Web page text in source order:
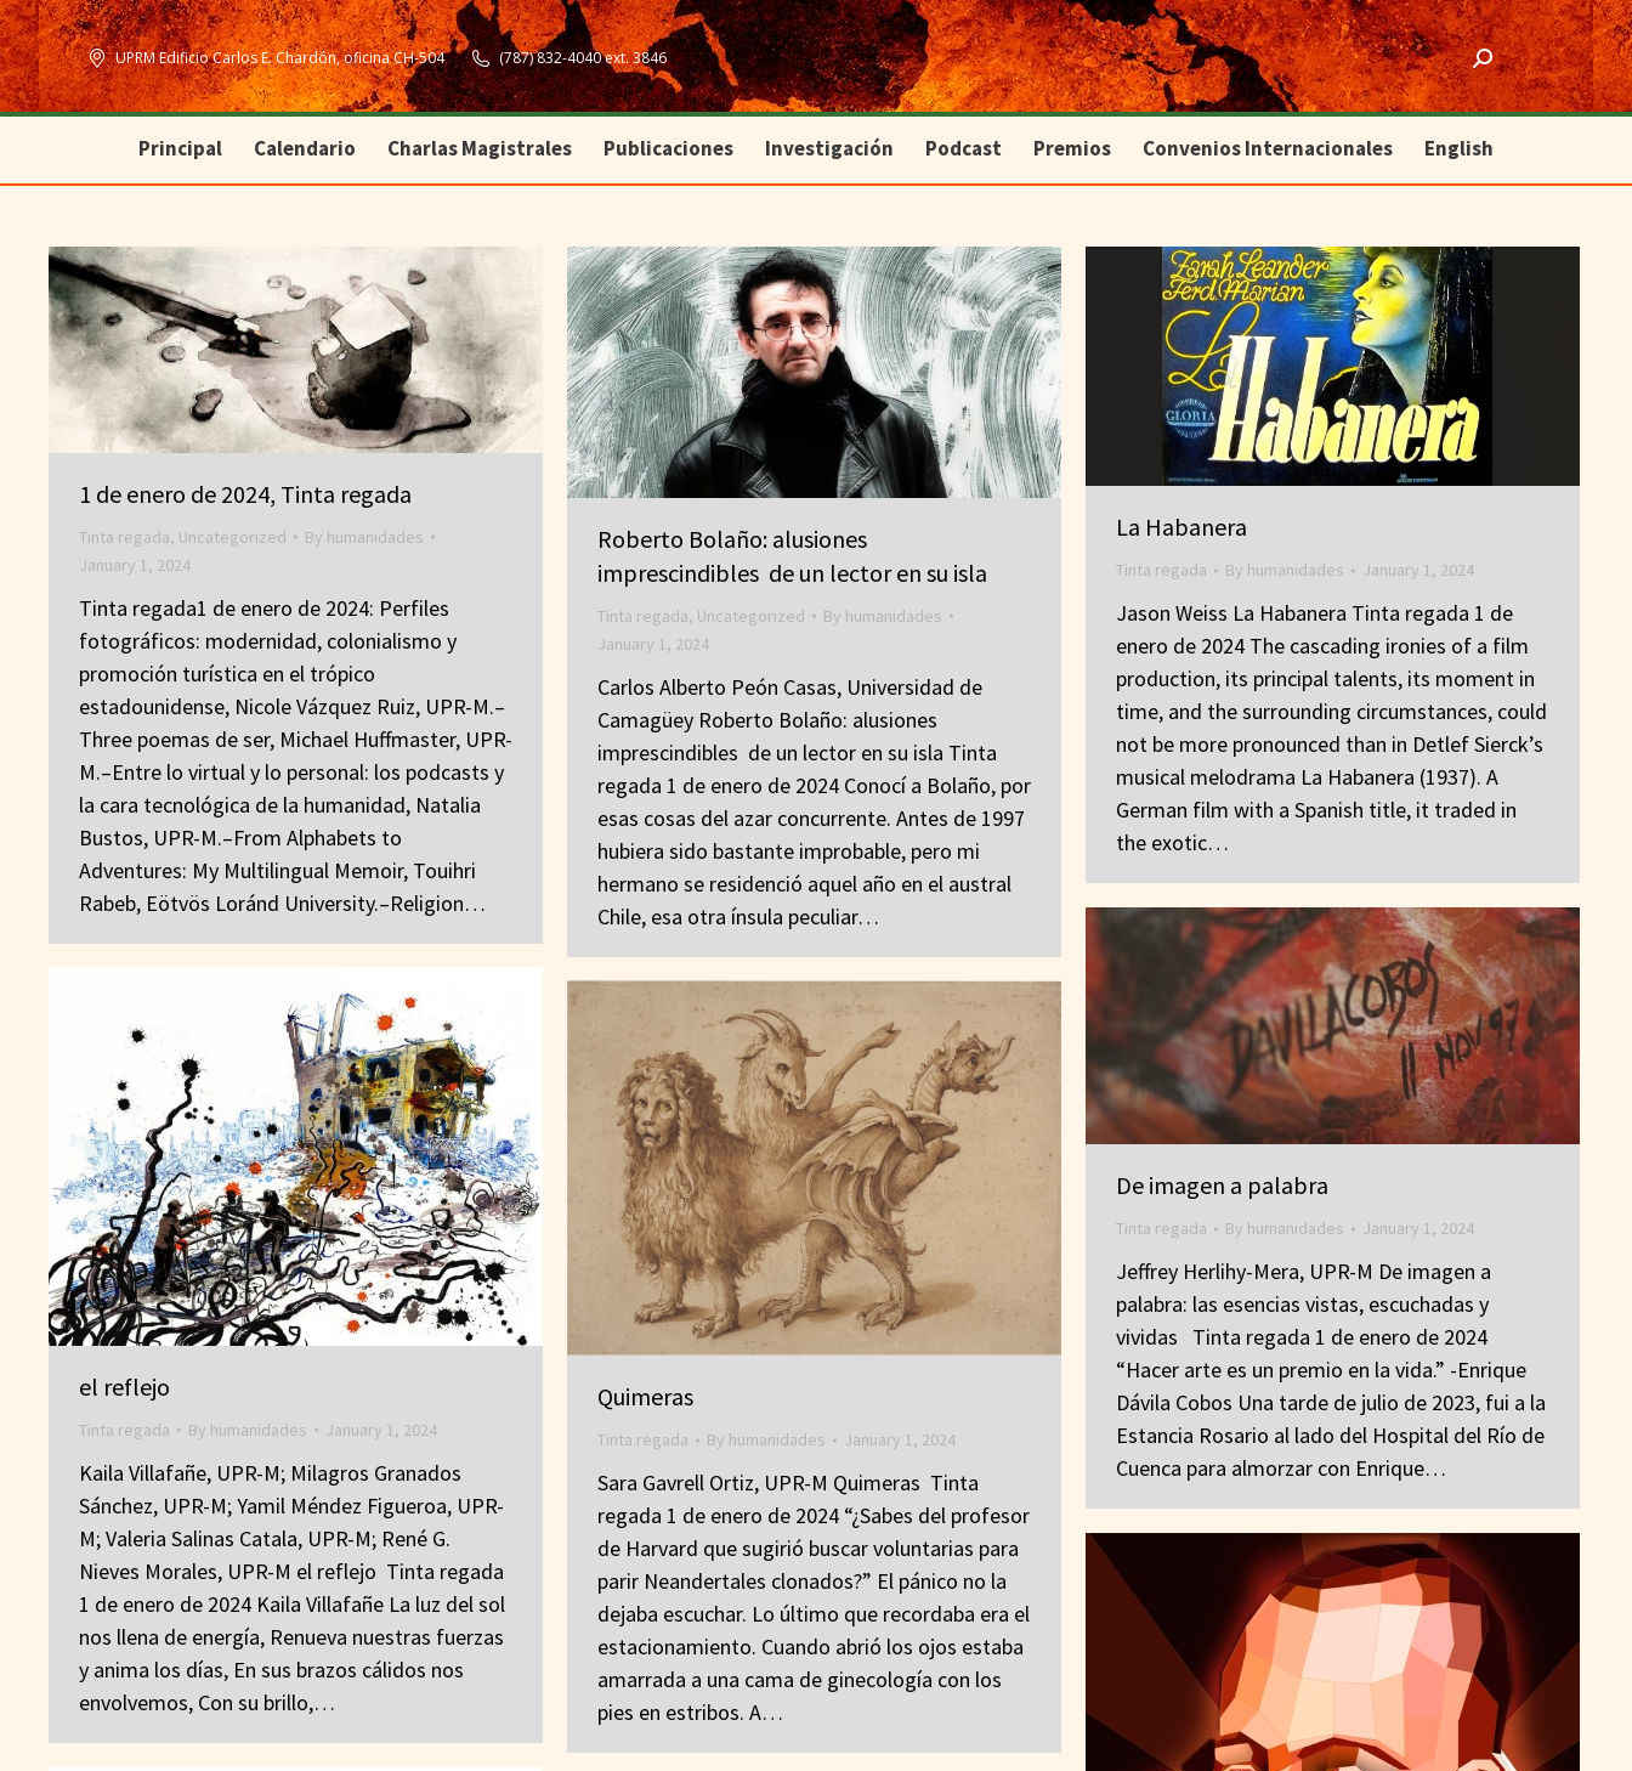
UPRM Edificio Carlos E. Chardón, oficina CH-504 (787) 832-4040 ext. 3846 Search:
Principal Calendario Charlas Magistrales Publicaciones Investigación Podcast Premios Convenios Internacionales English
1 de enero de 2024, Tinta regada
Tinta regada, Uncategorized By humanidades
January 1, 2024
Tinta regada1 de enero de 2024: Perfiles
fotográficos: modernidad, colonialismo y
promoción turística en el trópico
estadounidense, Nicole Vázquez Ruiz, UPR-M.–
Three poemas de ser, Michael Huffmaster, UPR-
M.–Entre lo virtual y lo personal: los podcasts y
la cara tecnológica de la humanidad, Natalia
Bustos, UPR-M.–From Alphabets to
Adventures: My Multilingual Memoir, Touihri
Rabeb, Eötvös Loránd University.–Religion…
Roberto Bolaño: alusiones
imprescindibles de un lector en su isla
Tinta regada, Uncategorized By humanidades
January 1, 2024
Carlos Alberto Peón Casas, Universidad de
Camagüey Roberto Bolaño: alusiones
imprescindibles de un lector en su isla Tinta
regada 1 de enero de 2024 Conocí a Bolaño, por
esas cosas del azar concurrente. Antes de 1997
hubiera sido bastante improbable, pero mi
hermano se residenció aquel año en el austral
Chile, esa otra ínsula peculiar…
La Habanera
Tinta regada By humanidades January 1, 2024
Jason Weiss La Habanera Tinta regada 1 de
enero de 2024 The cascading ironies of a film
production, its principal talents, its moment in
time, and the surrounding circumstances, could
not be more pronounced than in Detlef Sierck’s
musical melodrama La Habanera (1937). A
German film with a Spanish title, it traded in
the exotic…
De imagen a palabra
Tinta regada By humanidades January 1, 2024
Jeffrey Herlihy-Mera, UPR-M De imagen a
palabra: las esencias vistas, escuchadas y
vividas Tinta regada 1 de enero de 2024
“Hacer arte es un premio en la vida.” -Enrique
Dávila Cobos Una tarde de julio de 2023, fui a la
Estancia Rosario al lado del Hospital del Río de
Cuenca para almorzar con Enrique…
el reflejo
Tinta regada By humanidades January 1, 2024
Kaila Villafañe, UPR-M; Milagros Granados
Sánchez, UPR-M; Yamil Méndez Figueroa, UPR-
M; Valeria Salinas Catala, UPR-M; René G.
Nieves Morales, UPR-M el reflejo Tinta regada
1 de enero de 2024 Kaila Villafañe La luz del sol
nos llena de energía, Renueva nuestras fuerzas
y anima los días, En sus brazos cálidos nos
envolvemos, Con su brillo,…
Quimeras
Tinta regada By humanidades January 1, 2024
Sara Gavrell Ortiz, UPR-M Quimeras Tinta
regada 1 de enero de 2024 “¿Sabes del profesor
de Harvard que sugirió buscar voluntarias para
parir Neandertales clonados?” El pánico no la
dejaba escuchar. Lo último que recordaba era el
estacionamiento. Cuando abrió los ojos estaba
amarrada a una cama de ginecología con los
pies en estribos. A…
Principal Calendario Charlas Magistrales Publicaciones Investigación Podcast Premios Convenios Internacionales English